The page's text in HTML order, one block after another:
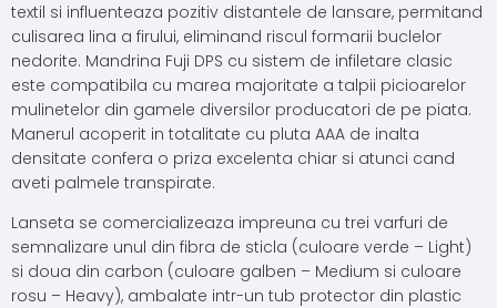
textil si influenteaza pozitiv distantele de lansare, permitand
culisarea lina a firului, eliminand riscul formarii buclelor
nedorite. Mandrina Fuji DPS cu sistem de infiletare clasic
este compatibila cu marea majoritate a talpii picioarelor
mulinetelor din gamele diversilor producatori de pe piata.
Manerul acoperit in totalitate cu pluta AAA de inalta
densitate confera o priza excelenta chiar si atunci cand
aveti palmele transpirate.
Lanseta se comercializeaza impreuna cu trei varfuri de
semnalizare unul din fibra de sticla (culoare verde – Light)
si doua din carbon (culoare galben – Medium si culoare
rosu – Heavy), ambalate intr-un tub protector din plastic